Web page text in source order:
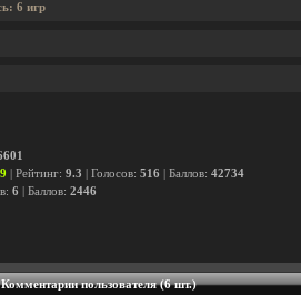
6 игр
| Рейтинг: 9.3 | Голосов: 516 | Баллов: 42734
6 | Баллов: 2446
Комментарии пользователя (6 шт.)